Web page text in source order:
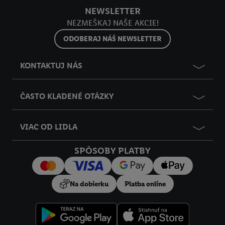
NEWSLETTER
NEZMEŠKAJ NAŠE AKCIE!
ODOBERAJ NÁŠ NEWSLETTER
KONTAKTUJ NÁS
ČASTO KLADENÉ OTÁZKY
VIAC OD LIDLA
SPÔSOBY PLATBY
Na dobierku Platba online
údajov a Vašom práve kedykoľvek odvolať súhlas s účinnosťou
do budúcnosti nájdete v našich zásadách ochrany osobných
Imprint nájdete tu.